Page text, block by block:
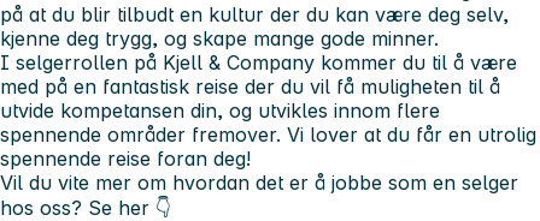
på at du blir tilbudt en kultur der du kan være deg selv,
kjenne deg trygg, og skape mange gode minner.
I selgerrollen på Kjell & Company kommer du til å være
med på en fantastisk reise der du vil få muligheten til å
utvide kompetansen din, og utvikles innom flere
spennende områder fremover. Vi lover at du får en utrolig
spennende reise foran deg!
Vil du vite mer om hvordan det er å jobbe som en selger
hos oss? Se her 👇